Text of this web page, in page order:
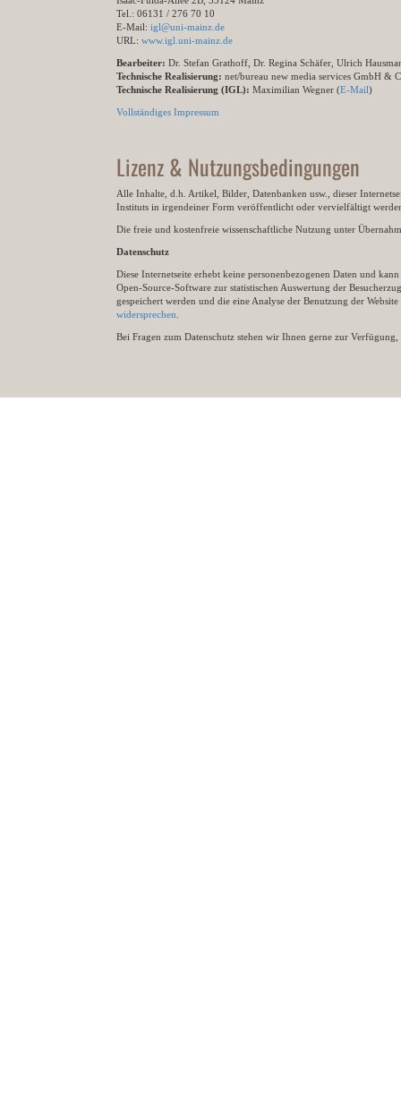
Tel.: 06131 / 276 70 10
E-Mail: igl@uni-mainz.de
URL: www.igl.uni-mainz.de
Bearbeiter: Dr. Stefan Grathoff, Dr. Regina Schäfer, Ulrich
Technische Realisierung: net/bureau new media services GmbH &
Technische Realisierung (IGL): Maximilian Wegner (E-Mail)
Vollständiges Impressum
Lizenz & Nutzungsbedingungen
Alle Inhalte, d.h. Artikel, Bilder, Datenbanken usw., dieser
Instituts in irgendeiner Form veröffentlicht oder vervielfältigt
Die freie und kostenfreie wissenschaftliche Nutzung unter
Datenschutz
Diese Internetseite erhebt keine personenbezogenen Daten und
Open-Source-Software zur statistischen Auswertung der
gespeichert werden und die eine Analyse der Benutzung der
widersprechen
Bei Fragen zum Datenschutz stehen wir Ihnen gerne zur